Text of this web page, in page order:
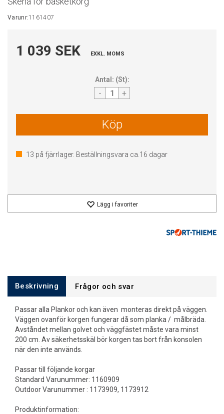
Varunr:1161407
1 039 SEK EXKL. MOMS
Antal: (St):
- +
Köp
13 på fjärrlager. Beställningsvara ca. 16 dagar
Lägg i favoriter
Beskrivning Frågor och svar
Passar alla Plankor och kan även monteras direkt på väggen.
Väggen ovanför korgen fungerar då som planka / målbräda.
Avståndet mellan golvet och väggfästet måste vara minst
200 cm. Av säkerhetsskäl bör korgen tas bort från konsolen
när den inte används.
Passar till följande korgar
Standard Varunummer: 1160909
Outdoor Varunummer : 1173909, 1173912
Produktinformation: